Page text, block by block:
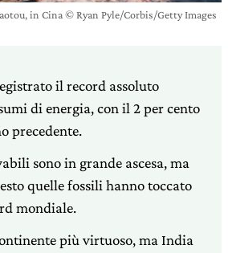
in Cina © Ryan Pyle/Corbis/Getty Images
il record assoluto
di energia, con il 2 per cento
precedente.
sono in grande ascesa, ma
quelle fossili hanno toccato
mondiale.
più virtuoso, ma India